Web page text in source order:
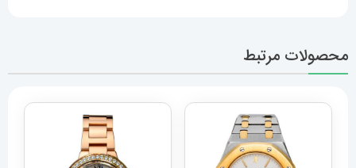
محصولات مرتبط